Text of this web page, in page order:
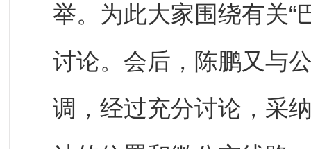
举。为此大家围绕有关“
讨论。会后，陈鹏又与
调，经过充分讨论，采